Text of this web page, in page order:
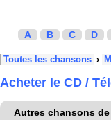
A B C D
Toutes les chansons ›
Acheter le CD /
Autres chansons de